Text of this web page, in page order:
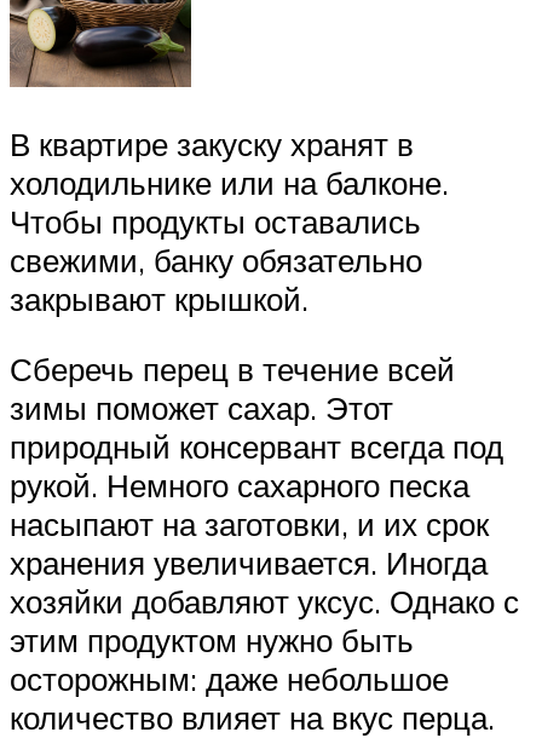
В квартире закуску хранят в
холодильнике или на балконе.
Чтобы продукты оставались
свежими, банку обязательно
закрывают крышкой.
Сберечь перец в течение всей
зимы поможет сахар. Этот
природный консервант всегда под
рукой. Немного сахарного песка
насыпают на заготовки, и их срок
хранения увеличивается. Иногда
хозяйки добавляют уксус. Однако с
этим продуктом нужно быть
осторожным: даже небольшое
количество влияет на вкус перца.